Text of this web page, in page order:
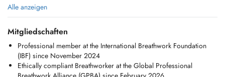
lors d`un séminaire de deux jours en Turquie, à Istanbul. Une pratique
de respiration consciente, qui a profondément touchée mon âme. J'ai
transformationnelle. Cette expérience a allumé en moi le désir de faire
connaître et de partager la puissance du souffle.
En juin 2022, je me suis formée en Anatomie respiratoire à la Faculté
de médecine de l'Université catholique de Louvain.
En octobre 2022, j'ai approfondi mes compétences en suivant une
Alle anzeigen
Mitgliedschaften
Professional member at the International Breathwork Foundation
(IBF) since November 2024
Ethically compliant Breathworker at the Global Professional